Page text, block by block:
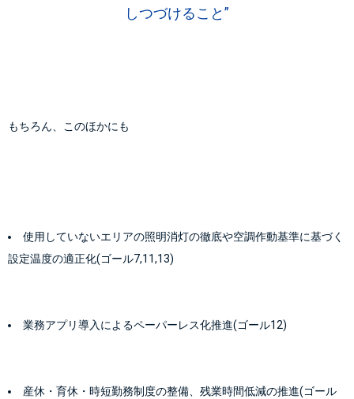
しつづけること”
もちろん、このほかにも
使用していないエリアの照明消灯の徹底や空調作動基準に基づく
設定温度の適正化(ゴール7,11,13)
業務アプリ導入によるペーパーレス化推進(ゴール12)
産休・育休・時短勤務制度の整備、残業時間低減の推進(ゴール